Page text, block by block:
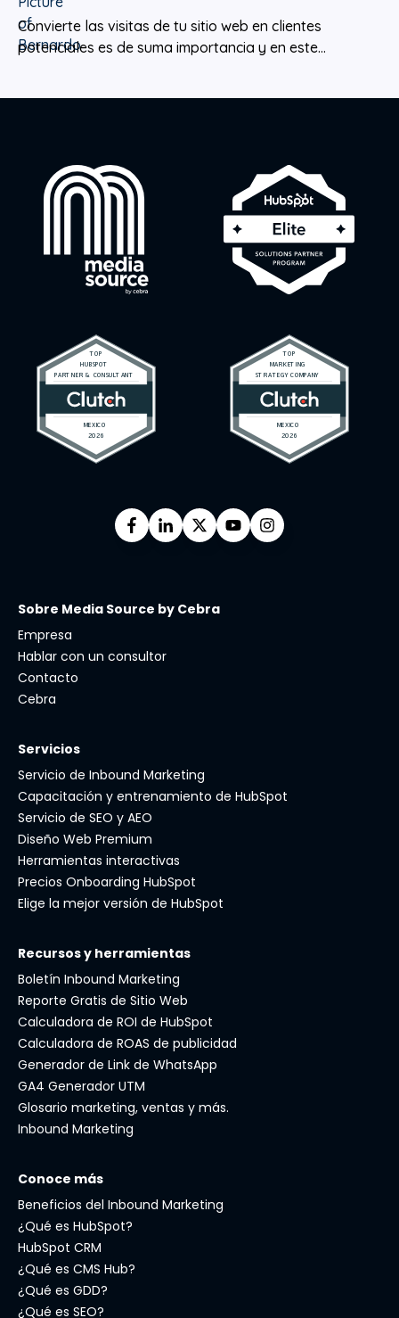
Convierte las visitas de tu sitio web en clientes
potenciales es de suma importancia y en este...
Sobre Media Source by Cebra
Empresa
Hablar con un consultor
Contacto
Cebra
Servicios
Servicio de Inbound Marketing
Capacitación y entrenamiento de HubSpot
Servicio de SEO y AEO
Diseño Web Premium
Herramientas interactivas
Precios Onboarding HubSpot
Elige la mejor versión de HubSpot
Recursos y herramientas
Boletín Inbound Marketing
Reporte Gratis de Sitio Web
Calculadora de ROI de HubSpot
Calculadora de ROAS de publicidad
Generador de Link de WhatsApp
GA4 Generador UTM
Glosario marketing, ventas y más.
Inbound Marketing
Conoce más
Beneficios del Inbound Marketing
¿Qué es HubSpot?
HubSpot CRM
¿Qué es CMS Hub?
¿Qué es GDD?
¿Qué es SEO?